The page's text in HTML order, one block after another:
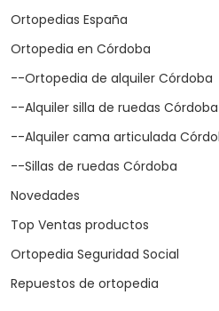
Ortopedias España
Ortopedia en Córdoba
--Ortopedia de alquiler Córdoba
--Alquiler silla de ruedas Córdoba
--Alquiler cama articulada
--Sillas de ruedas Córdoba
Novedades
Top Ventas productos
Ortopedia Seguridad Social
Repuestos de ortopedia